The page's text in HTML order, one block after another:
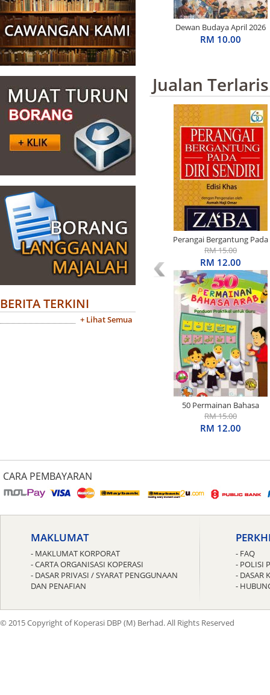
BERITA TERKINI
+ Lihat Semua
Dewan Budaya April 2026
RM 10.00
Jualan Terlaris
Perangai Bergantung Pada
Diri Sendiri Edisi Khas
RM 15.00
RM 12.00
50 Permainan Bahasa
Arab: Panduan Praktikal
untuk Guru
RM 15.00
RM 12.00
CARA PEMBAYARAN
MAKLUMAT
- MAKLUMAT KORPORAT
- CARTA ORGANISASI KOPERASI
- DASAR PRIVASI / SYARAT PENGGUNAAN
DAN PENAFIAN
- FAQ
- POLISI
- DASAR
-
© 2015 Copyright of Koperasi DBP (M) Berhad. All Rights Reserved